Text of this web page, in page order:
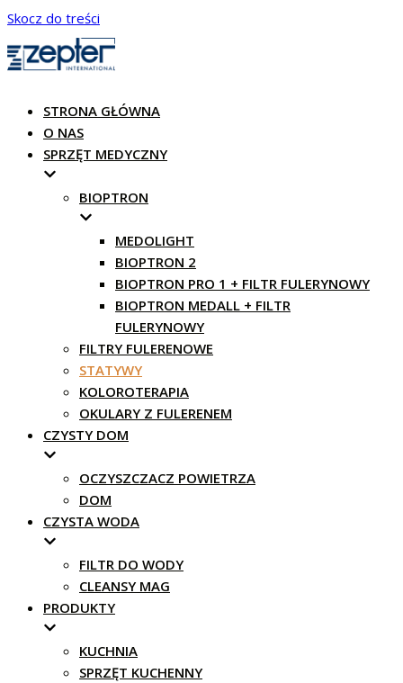
Skocz do treści
STRONA GŁÓWNA
O NAS
SPRZĘT MEDYCZNY
BIOPTRON
MEDOLIGHT
BIOPTRON 2
BIOPTRON PRO 1 + FILTR FULERYNOWY
BIOPTRON MEDALL + FILTR
FULERYNOWY
FILTRY FULERENOWE
STATYWY
KOLOROTERAPIA
OKULARY Z FULERENEM
CZYSTY DOM
OCZYSZCZACZ POWIETRZA
DOM
CZYSTA WODA
FILTR DO WODY
CLEANSY MAG
PRODUKTY
KUCHNIA
SPRZĘT KUCHENNY